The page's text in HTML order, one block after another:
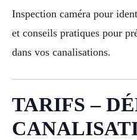
Inspection caméra pour
et conseils pratiques pour
dans vos canalisations.
TARIFS –